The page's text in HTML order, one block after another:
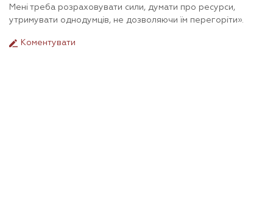
Мені треба розраховувати сили, думати про ресурси,
утримувати однодумців, не дозволяючи їм перегоріти».
Коментувати